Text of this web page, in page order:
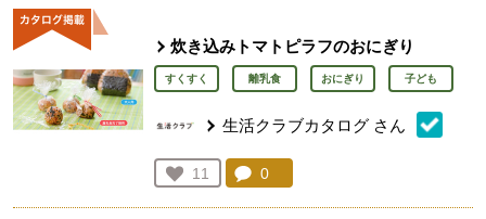
炊き込みトマトピラフのおにぎり
すくすく 離乳食 おにぎり 子ども
生活クラブカタログ さん
お気に入り登録：
11
人が登録
コメント：
0